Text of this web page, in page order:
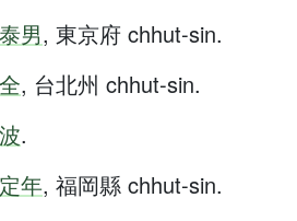
男, 東京府 chhut-sin.
, 台北州 chhut-sin.
.
年, 福岡縣 chhut-sin.